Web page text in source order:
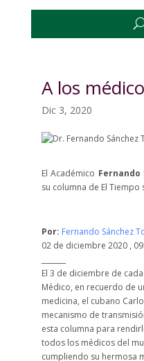
A los
Dic 3, 2020
El Académico Fernando
su columna de El
Por: Fernando Sánchez
02 de diciembre 2020 ,
El 3 de diciembre de
Médico, en recuerdo de
medicina, el cubano
mecanismo de
esta columna para
todos los médicos del
cumpliendo su hermosa